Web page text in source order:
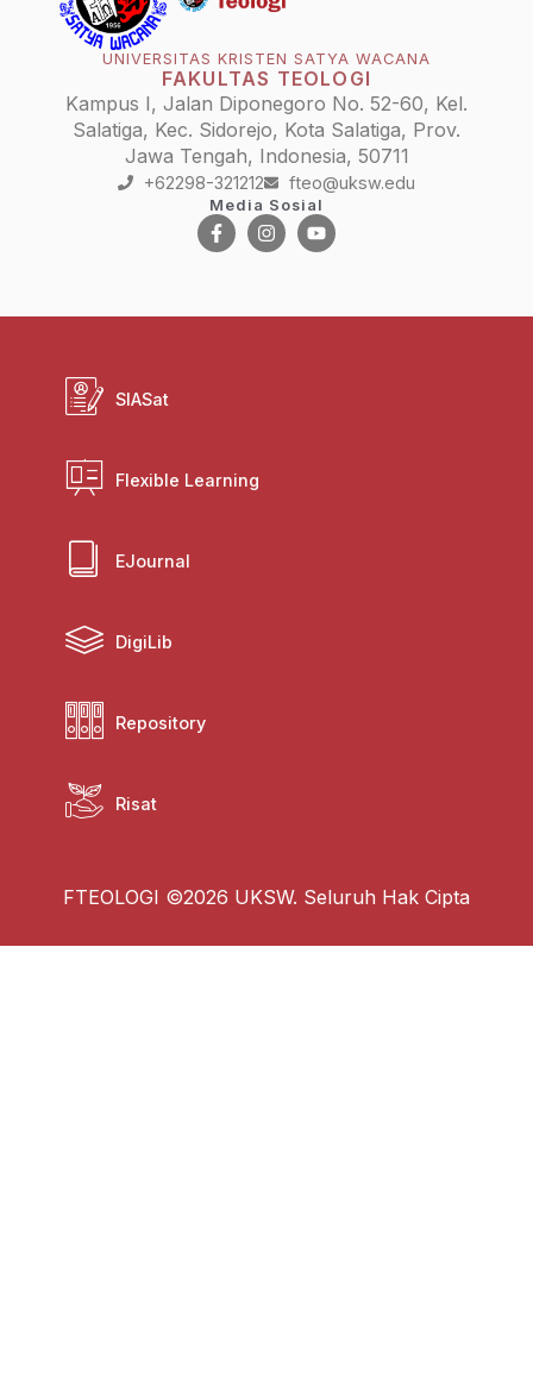
UNIVERSITAS KRISTEN SATYA WACANA
FAKULTAS TEOLOGI
Kampus I, Jalan Diponegoro No. 52-60, Kel.
Salatiga, Kec. Sidorejo, Kota Salatiga, Prov.
Jawa Tengah, Indonesia, 50711
+62298-321212 fteo@uksw.edu
Media Sosial
SIASat
Flexible Learning
EJournal
DigiLib
Repository
Risat
FTEOLOGI ©2026 UKSW. Seluruh Hak Cipta